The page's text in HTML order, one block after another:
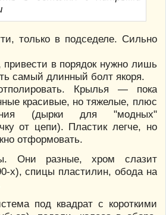
только в подседеле. Сильно
привести в порядок нужно лишь
самый длинный болт якоря.
Крылья — пока
красивые, но тяжелые, плюс
(дырки для "модных"
от цепи). Пластик легче, но
отформовать.
Они разные, хром слазит
х), спицы пластилин, обода на
под квадрат с короткими